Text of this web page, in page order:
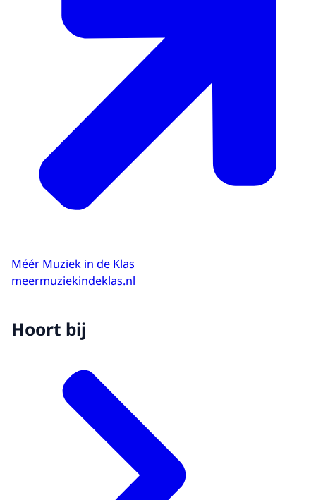
Méér Muziek in de Klas
meermuziekindeklas.nl
Hoort bij